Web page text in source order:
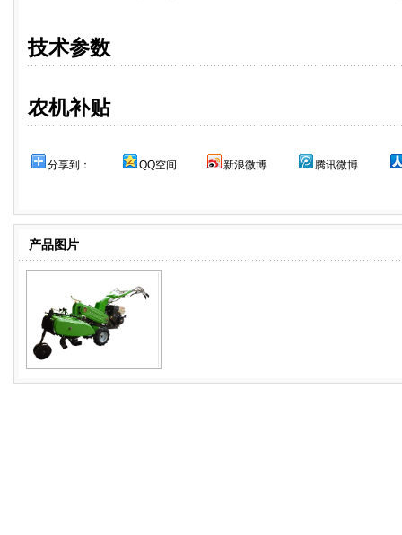
技术参数
农机补贴
分享到： QQ空间 新浪微博 腾讯微博
产品图片